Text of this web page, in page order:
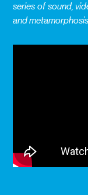
series of sound,
and